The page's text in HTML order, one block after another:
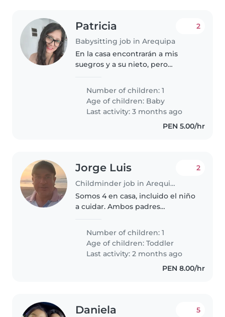
Patricia
Babysitting job in Arequipa
2
En la casa encontrarán a mis
suegros y a su nieto, pero
bebé de 5 meses, y cuando
empiece su alimentación
complementaria únicamente
preparará las papillas..
Number of children: 1
Age of children: Baby
Last activity: 3 months ago
PEN 5.00/hr
Jorge Luis
Childminder job in Arequipa
2
Somos 4 en casa, incluido el niño
a cuidar. Ambos padres
madre psicóloga. Brindamos un
trato muy respetuoso y a la
cuidadora la consideramos como
parte..
Number of children: 1
Age of children:Toddler
Last activity: 2 months ago
PEN 8.00/hr
Daniela 5